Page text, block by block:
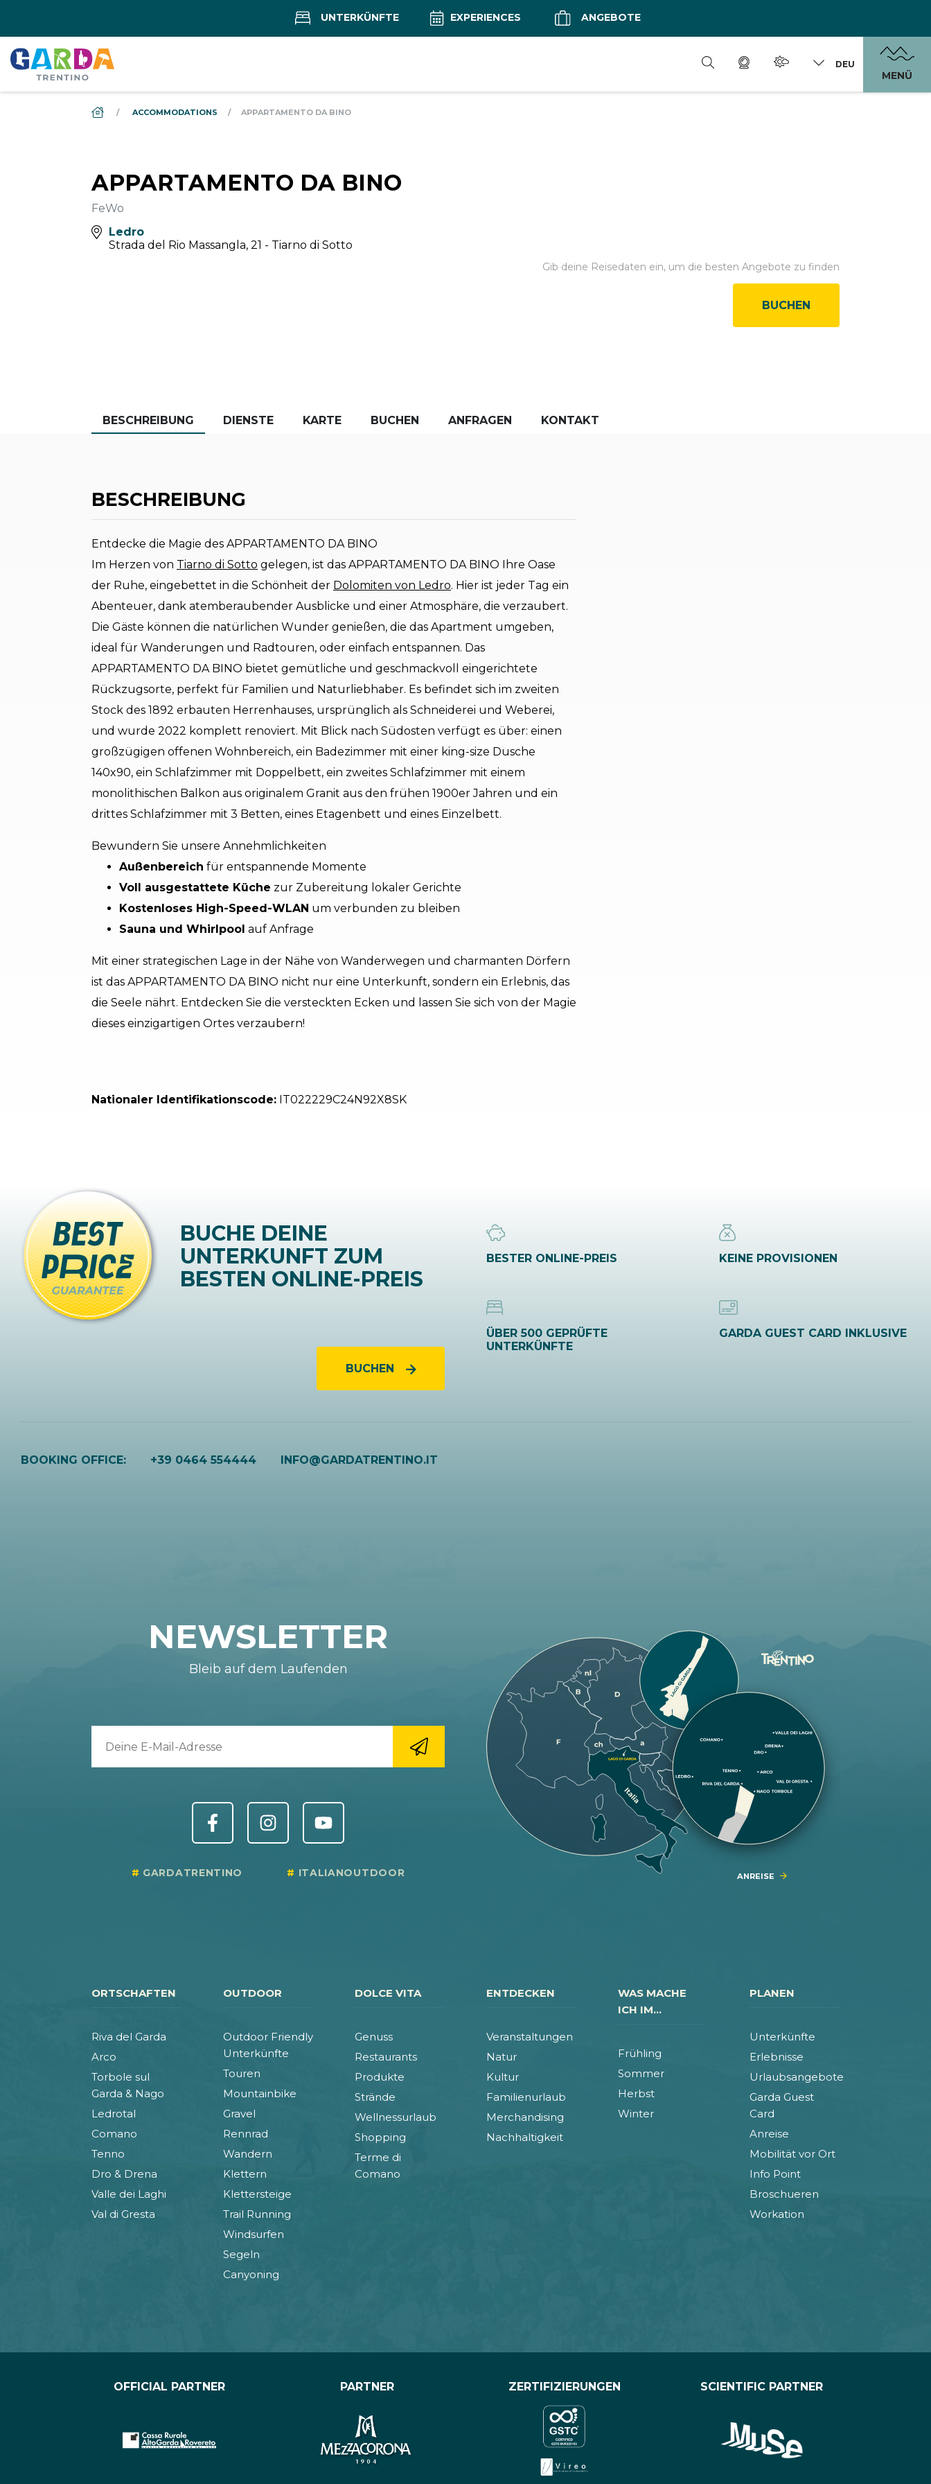
UNTERKÜNFTE EXPERIENCES ANGEBOTE
DEU
MENÜ
DS_BREADCRUMB.HOME
ACCOMMODATIONS APPARTAMENTO DA BINO
APPARTAMENTO DA BINO
FeWo
Ledro
Strada del Rio Massangla, 21 - Tiarno di Sotto
Gib deine Reisedaten ein, um die besten Angebote zu finden
BUCHEN
BESCHREIBUNG DIENSTE KARTE BUCHEN ANFRAGEN KONTAKT
BESCHREIBUNG
Entdecke die Magie des APPARTAMENTO DA BINO
Im Herzen von Tiarno di Sotto gelegen, ist das APPARTAMENTO DA BINO Ihre Oase
der Ruhe, eingebettet in die Schönheit der Dolomiten von Ledro. Hier ist jeder Tag ein
Abenteuer, dank atemberaubender Ausblicke und einer Atmosphäre, die verzaubert.
Die Gäste können die natürlichen Wunder genießen, die das Apartment umgeben,
ideal für Wanderungen und Radtouren, oder einfach entspannen. Das
APPARTAMENTO DA BINO bietet gemütliche und geschmackvoll eingerichtete
Rückzugsorte, perfekt für Familien und Naturliebhaber. Es befindet sich im zweiten
Stock des 1892 erbauten Herrenhauses, ursprünglich als Schneiderei und Weberei,
und wurde 2022 komplett renoviert. Mit Blick nach Südosten verfügt es über: einen
großzügigen offenen Wohnbereich, ein Badezimmer mit einer king-size Dusche
140x90, ein Schlafzimmer mit Doppelbett, ein zweites Schlafzimmer mit einem
monolithischen Balkon aus originalem Granit aus den frühen 1900er Jahren und ein
drittes Schlafzimmer mit 3 Betten, eines Etagenbett und eines Einzelbett.
Bewundern Sie unsere Annehmlichkeiten
Außenbereich für entspannende Momente
Voll ausgestattete Küche zur Zubereitung lokaler Gerichte
Kostenloses High-Speed-WLAN um verbunden zu bleiben
Sauna und Whirlpool auf Anfrage
Mit einer strategischen Lage in der Nähe von Wanderwegen und charmanten Dörfern
ist das APPARTAMENTO DA BINO nicht nur eine Unterkunft, sondern ein Erlebnis, das
die Seele nährt. Entdecken Sie die versteckten Ecken und lassen Sie sich von der Magie
dieses einzigartigen Ortes verzaubern!
Nationaler Identifikationscode: IT022229C24N92X8SK
BUCHE DEINE
UNTERKUNFT ZUM
BESTEN ONLINE-PREIS
BUCHEN
BESTER ONLINE-PREIS KEINE PROVISIONEN
ÜBER 500 GEPRÜFTE
UNTERKÜNFTE
GARDA GUEST CARD INKLUSIVE
BOOKING OFFICE: +39 0464 554444 INFO@GARDATRENTINO.IT
ANREISE
NEWSLETTER
Bleib auf dem Laufenden
GARDATRENTINO ITALIANOUTDOOR
ORTSCHAFTEN
Riva del Garda
Arco
Torbole sul
Garda & Nago
Ledrotal
Comano
Tenno
Dro & Drena
Valle dei Laghi
Val di Gresta
OUTDOOR
Outdoor Friendly
Unterkünfte
Touren
Mountainbike
Gravel
Rennrad
Wandern
Klettern
Klettersteige
Trail Running
Windsurfen
Segeln
Canyoning
DOLCE VITA
Genuss
Restaurants
Produkte
Strände
Wellnessurlaub
Shopping
Terme di
Comano
ENTDECKEN
Veranstaltungen
Natur
Kultur
Familienurlaub
Merchandising
Nachhaltigkeit
WAS MACHE
ICH IM...
Frühling
Sommer
Herbst
Winter
PLANEN
Unterkünfte
Erlebnisse
Urlaubsangebote
Garda Guest
Card
Anreise
Mobilität vor Ort
Info Point
Broschueren
Workation
OFFICIAL PARTNER PARTNER ZERTIFIZIERUNGEN SCIENTIFIC PARTNER